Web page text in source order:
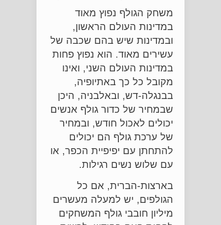
משחק הגולף נפוץ מאוד
במדינות העולם הראשון,
ובמדינות שיש בהם שכבה של
עשירים מאוד. הוא נפוץ פחות
במדינות העולם השני, ואינו
מקובל כל כך באתיופיה,
בבנגלה-דש, ובאלבניה, היכן
שבמחיר של כדור גולף אנשים
יכולים לאכול חודש, ובמחיר
של ערכת גולף הם יכולים
להתחתן עם יפיפיית הכפר, או
עם שלוש נשים רגילות.
בארצות-הברית, אם כל
הגולפים, יש למעלה מעשרים
מיליון חובבי גולף המשחקים